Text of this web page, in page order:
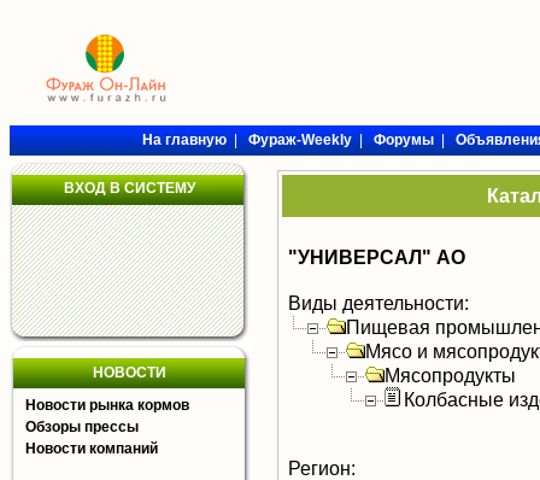
На главную|Фураж-Weekly|Форумы|
ВХОД В СИСТЕМУ
НОВОСТИ
Новости рынка кормов
Обзоры прессы
Новости компаний
"УНИВЕРСАЛ" АО
Виды деятельности:
Пищевая
Мясо и
Мясопродукты
Колбасные
Регион: